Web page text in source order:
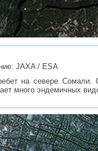
JAXA / ESA
на севере Сомали.
много эндемичных